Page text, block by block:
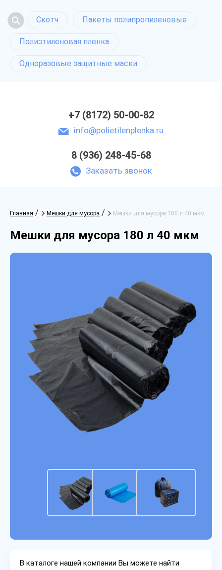
Скотч Пакеты полипропиленовые
Полиэтиленовая пленка
Одноразовые защитные маски
+7 (8172) 50-00-82
info@polietilenplenka.ru
8 (936) 248-45-68
Заказать звонок
Главная / Мешки для мусора / Мешки для мусора 180 л 40 мкм
Мешки для мусора 180 л 40 мкм
В каталоге нашей компании Вы можете найти